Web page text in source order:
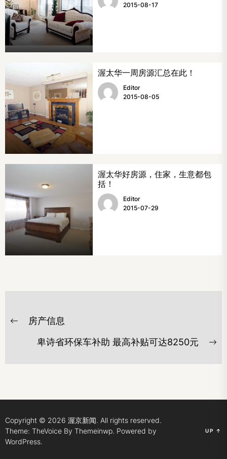
2015-08-17
渥太华一周房源汇总在此！
Editor
2015-08-05
渥太华好房源，住家，生意都包
括！
Editor
2015-07-29
文
章Previous
房产信息
卑诗省环保车补助 最高补贴可达8250元
Copyright © 2026 渥京新闻. All rights reserved.
Theme: TheVoice By Themeinwp. Powered by
WordPress.
UP ↑